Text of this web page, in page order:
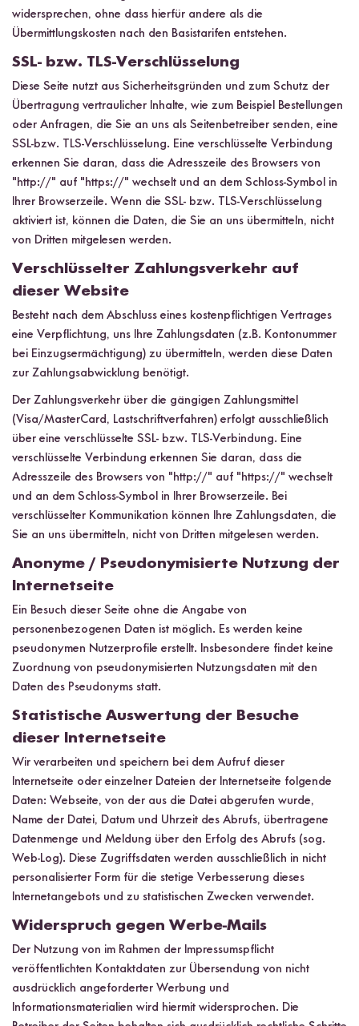
widersprechen, ohne dass hierfür andere als die
Übermittlungskosten nach den Basistarifen entstehen.
SSL- bzw. TLS-Verschlüsselung
Diese Seite nutzt aus Sicherheitsgründen und zum Schutz der
Übertragung vertraulicher Inhalte, wie zum Beispiel Bestellungen
oder Anfragen, die Sie an uns als Seitenbetreiber senden, eine
SSL-bzw. TLS-Verschlüsselung. Eine verschlüsselte Verbindung
erkennen Sie daran, dass die Adresszeile des Browsers von
"http://" auf "https://" wechselt und an dem Schloss-Symbol in
Ihrer Browserzeile. Wenn die SSL- bzw. TLS-Verschlüsselung
aktiviert ist, können die Daten, die Sie an uns übermitteln, nicht
von Dritten mitgelesen werden.
Verschlüsselter Zahlungsverkehr auf
dieser Website
Besteht nach dem Abschluss eines kostenpflichtigen Vertrages
eine Verpflichtung, uns Ihre Zahlungsdaten (z.B. Kontonummer
bei Einzugsermächtigung) zu übermitteln, werden diese Daten
zur Zahlungsabwicklung benötigt.
Der Zahlungsverkehr über die gängigen Zahlungsmittel
(Visa/MasterCard, Lastschriftverfahren) erfolgt ausschließlich
über eine verschlüsselte SSL- bzw. TLS-Verbindung. Eine
verschlüsselte Verbindung erkennen Sie daran, dass die
Adresszeile des Browsers von "http://" auf "https://" wechselt
und an dem Schloss-Symbol in Ihrer Browserzeile. Bei
verschlüsselter Kommunikation können Ihre Zahlungsdaten, die
Sie an uns übermitteln, nicht von Dritten mitgelesen werden.
Anonyme / Pseudonymisierte Nutzung der
Internetseite
Ein Besuch dieser Seite ohne die Angabe von
personenbezogenen Daten ist möglich. Es werden keine
pseudonymen Nutzerprofile erstellt. Insbesondere findet keine
Zuordnung von pseudonymisierten Nutzungsdaten mit den
Daten des Pseudonyms statt.
Statistische Auswertung der Besuche
dieser Internetseite
Wir verarbeiten und speichern bei dem Aufruf dieser
Internetseite oder einzelner Dateien der Internetseite folgende
Daten: Webseite, von der aus die Datei abgerufen wurde,
Name der Datei, Datum und Uhrzeit des Abrufs, übertragene
Datenmenge und Meldung über den Erfolg des Abrufs (sog.
Web-Log). Diese Zugriffsdaten werden ausschließlich in nicht
personalisierter Form für die stetige Verbesserung dieses
Internetangebots und zu statistischen Zwecken verwendet.
Widerspruch gegen Werbe-Mails
Der Nutzung von im Rahmen der Impressumspflicht
veröffentlichten Kontaktdaten zur Übersendung von nicht
ausdrücklich angeforderter Werbung und
Informationsmaterialien wird hiermit widersprochen. Die